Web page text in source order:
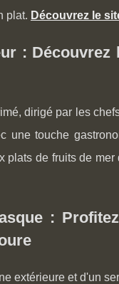
plat. Découvrez le
:
dirigé par les
une touche
plats de fruits de
:
extérieure et d'un